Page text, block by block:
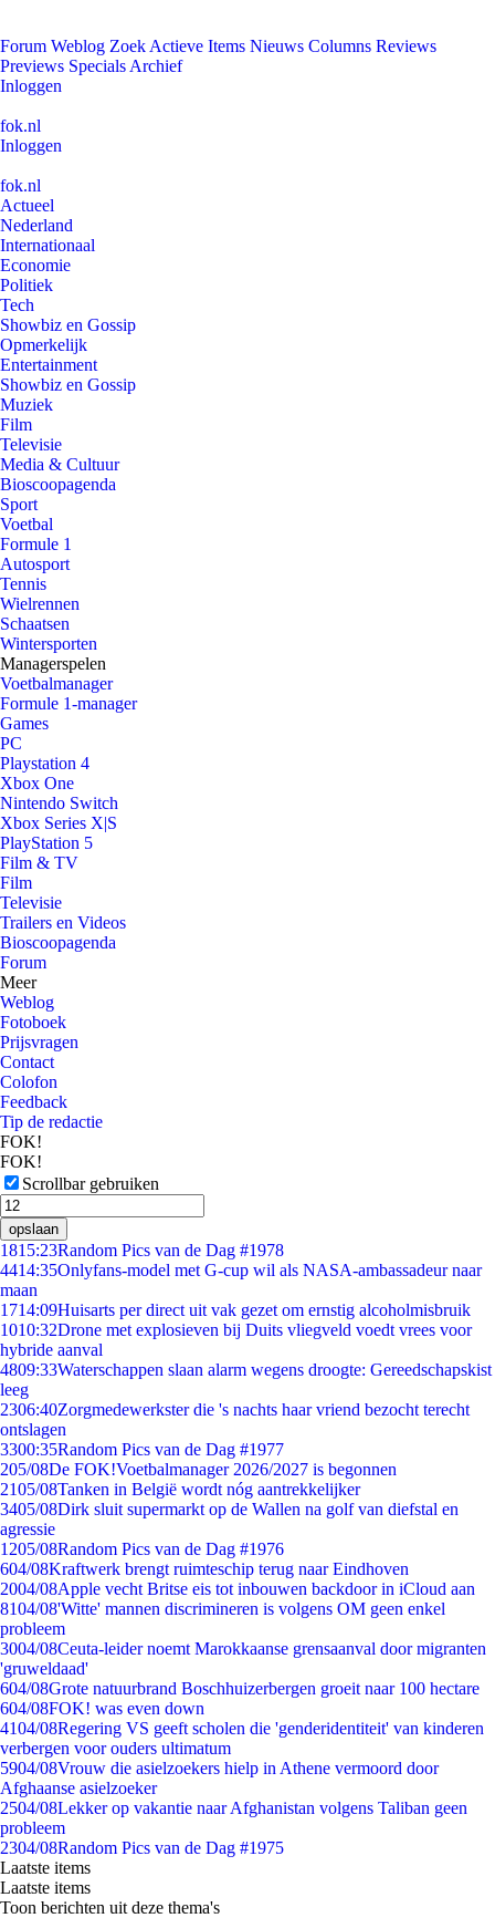
Forum Weblog Zoek Actieve Items Nieuws Columns Reviews
Previews Specials Archief
Inloggen
fok.nl
Inloggen
fok.nl
Actueel
Nederland
Internationaal
Economie
Politiek
Tech
Showbiz en Gossip
Opmerkelijk
Entertainment
Showbiz en Gossip
Muziek
Film
Televisie
Media & Cultuur
Bioscoopagenda
Sport
Voetbal
Formule 1
Autosport
Tennis
Wielrennen
Schaatsen
Wintersporten
Managerspelen
Voetbalmanager
Formule 1-manager
Games
PC
Playstation 4
Xbox One
Nintendo Switch
Xbox Series X|S
PlayStation 5
Film & TV
Film
Televisie
Trailers en Videos
Bioscoopagenda
Forum
Meer
Weblog
Fotoboek
Prijsvragen
Contact
Colofon
Feedback
Tip de redactie
FOK!
FOK!
Scrollbar gebruiken
opslaan
1815:23Random Pics van de Dag #1978
4414:35Onlyfans-model met G-cup wil als NASA-ambassadeur naar
maan
1714:09Huisarts per direct uit vak gezet om ernstig alcoholmisbruik
1010:32Drone met explosieven bij Duits vliegveld voedt vrees voor
hybride aanval
4809:33Waterschappen slaan alarm wegens droogte: Gereedschapskist
leeg
2306:40Zorgmedewerkster die 's nachts haar vriend bezocht terecht
ontslagen
3300:35Random Pics van de Dag #1977
205/08De FOK!Voetbalmanager 2026/2027 is begonnen
2105/08Tanken in België wordt nóg aantrekkelijker
3405/08Dirk sluit supermarkt op de Wallen na golf van diefstal en
agressie
1205/08Random Pics van de Dag #1976
604/08Kraftwerk brengt ruimteschip terug naar Eindhoven
2004/08Apple vecht Britse eis tot inbouwen backdoor in iCloud aan
8104/08'Witte' mannen discrimineren is volgens OM geen enkel
probleem
3004/08Ceuta-leider noemt Marokkaanse grensaanval door migranten
'gruweldaad'
604/08Grote natuurbrand Boschhuizerbergen groeit naar 100 hectare
604/08FOK! was even down
4104/08Regering VS geeft scholen die 'genderidentiteit' van kinderen
verbergen voor ouders ultimatum
5904/08Vrouw die asielzoekers hielp in Athene vermoord door
Afghaanse asielzoeker
2504/08Lekker op vakantie naar Afghanistan volgens Taliban geen
probleem
2304/08Random Pics van de Dag #1975
Laatste items
Laatste items
Toon berichten uit deze thema's